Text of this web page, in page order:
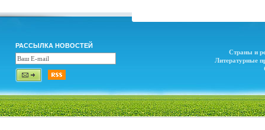
РАССЫЛКА НОВОСТЕЙ
Страны и
Литературные